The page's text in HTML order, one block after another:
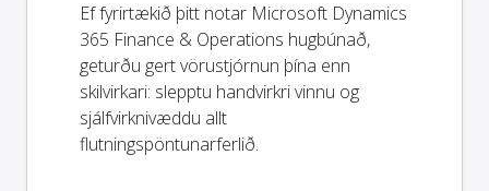
Ef fyrirtækið þitt notar Microsoft Dynamics
365 Finance & Operations hugbúnað,
geturðu gert vörustjórnun þína enn
skilvirkari: slepptu handvirkri vinnu og
sjálfvirknivæddu allt
flutningspöntunarferlið.